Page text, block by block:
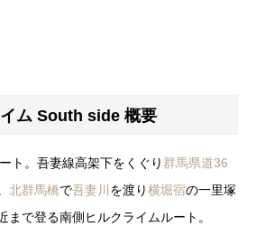
ム South side 概要
ト。吾妻線高架下をくぐり群馬県道36
北群馬橋で吾妻川 を渡り横堀宿の一里塚
まで登る南側ヒルクライムルート。